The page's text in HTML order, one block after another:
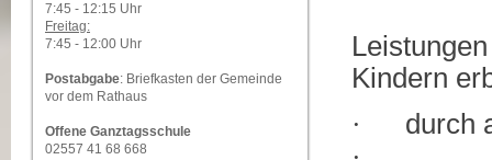
7:45 - 12:15 Uhr
Freitag:
7:45 - 12:00 Uhr
Postabgabe: Briefkasten der Gemeinde
vor dem Rathaus
Offene Ganztagsschule
02557 41 68 668
Kindern
· durch